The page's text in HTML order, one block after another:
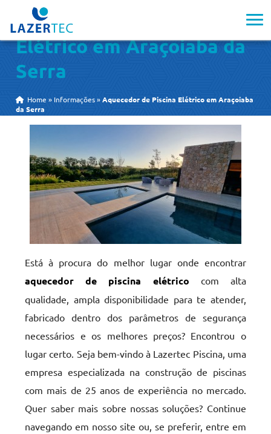
Aquecedor de Piscina
Elétrico em Araçoiaba da
Serra
Home » Informações »Aquecedor de Piscina Elétrico em Araçoiaba
da Serra
Está à procura do melhor lugar onde encontrar
aquecedor de piscina elétrico com alta
qualidade, ampla disponibilidade para te atender,
fabricado dentro dos parâmetros de segurança
necessários e os melhores preços? Encontrou o
lugar certo. Seja bem-vindo à Lazertec Piscina, uma
empresa especializada na construção de piscinas
com mais de 25 anos de experiência no mercado.
Quer saber mais sobre nossas soluções? Continue
navegando em nosso site ou, se preferir, entre em